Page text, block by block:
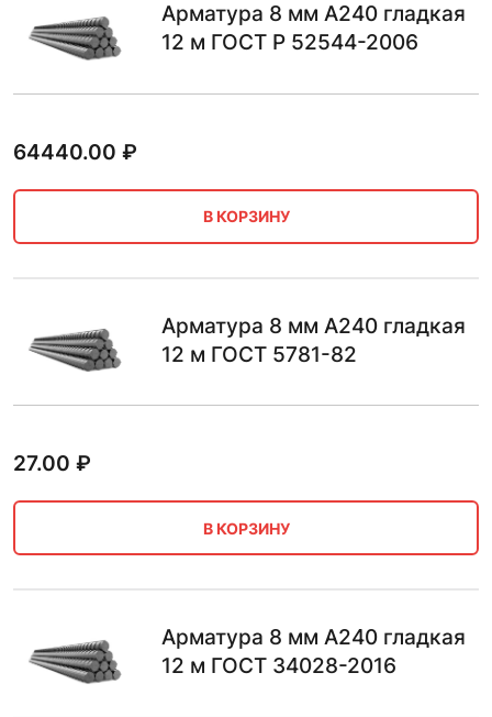
Арматура 8 мм А240 гладкая
12 м ГОСТ Р 52544-2006
64440.00 ₽
В КОРЗИНУ
Арматура 8 мм А240 гладкая
12 м ГОСТ 5781-82
27.00 ₽
В КОРЗИНУ
Арматура 8 мм А240 гладкая
12 м ГОСТ 34028-2016